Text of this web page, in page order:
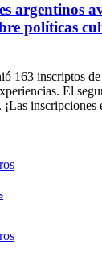
argentinos
políticas
163 inscriptos
El
¡Las